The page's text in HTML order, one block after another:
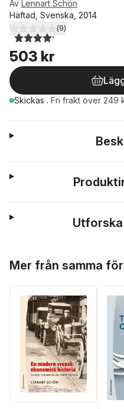
Av Lennart Schön
Häftad, Svenska, 2014
4,2utav 5 stjärnor. Totalt antal
(9)
503 kr
Skickas . Fri frakt över 249
Mer från samma